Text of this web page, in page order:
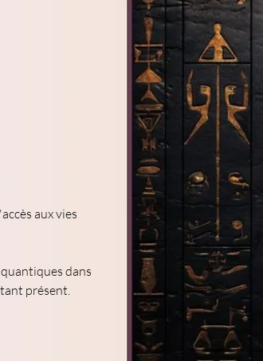
aux vies
dans
présent.